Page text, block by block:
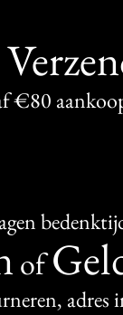
€80
of
adres